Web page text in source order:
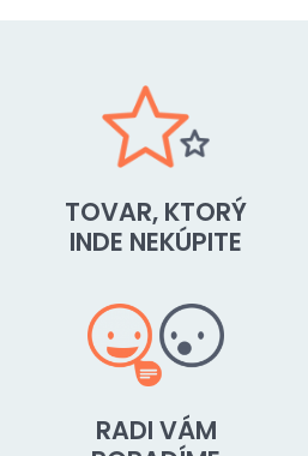
TOVAR, KTORÝ
INDE NEKÚPITE
RADI VÁM